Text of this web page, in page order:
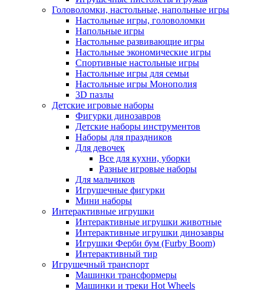
Головоломки, настольные, напольные игры
Настольные игры, головоломки
Напольные игры
Настольные развивающие игры
Настольные экономические игры
Спортивные настольные игры
Настольные игры для семьи
Настольные игры Монополия
3D пазлы
Детские игровые наборы
Фигурки динозавров
Детские наборы инструментов
Наборы для праздников
Для девочек
Все для кухни, уборки
Разные игровые наборы
Для мальчиков
Игрушечные фигурки
Мини наборы
Интерактивные игрушки
Интерактивные игрушки животные
Интерактивные игрушки динозавры
Игрушки Ферби бум (Furby Boom)
Интерактивный тир
Игрушечный транспорт
Машинки трансформеры
Машинки и треки Hot Wheels